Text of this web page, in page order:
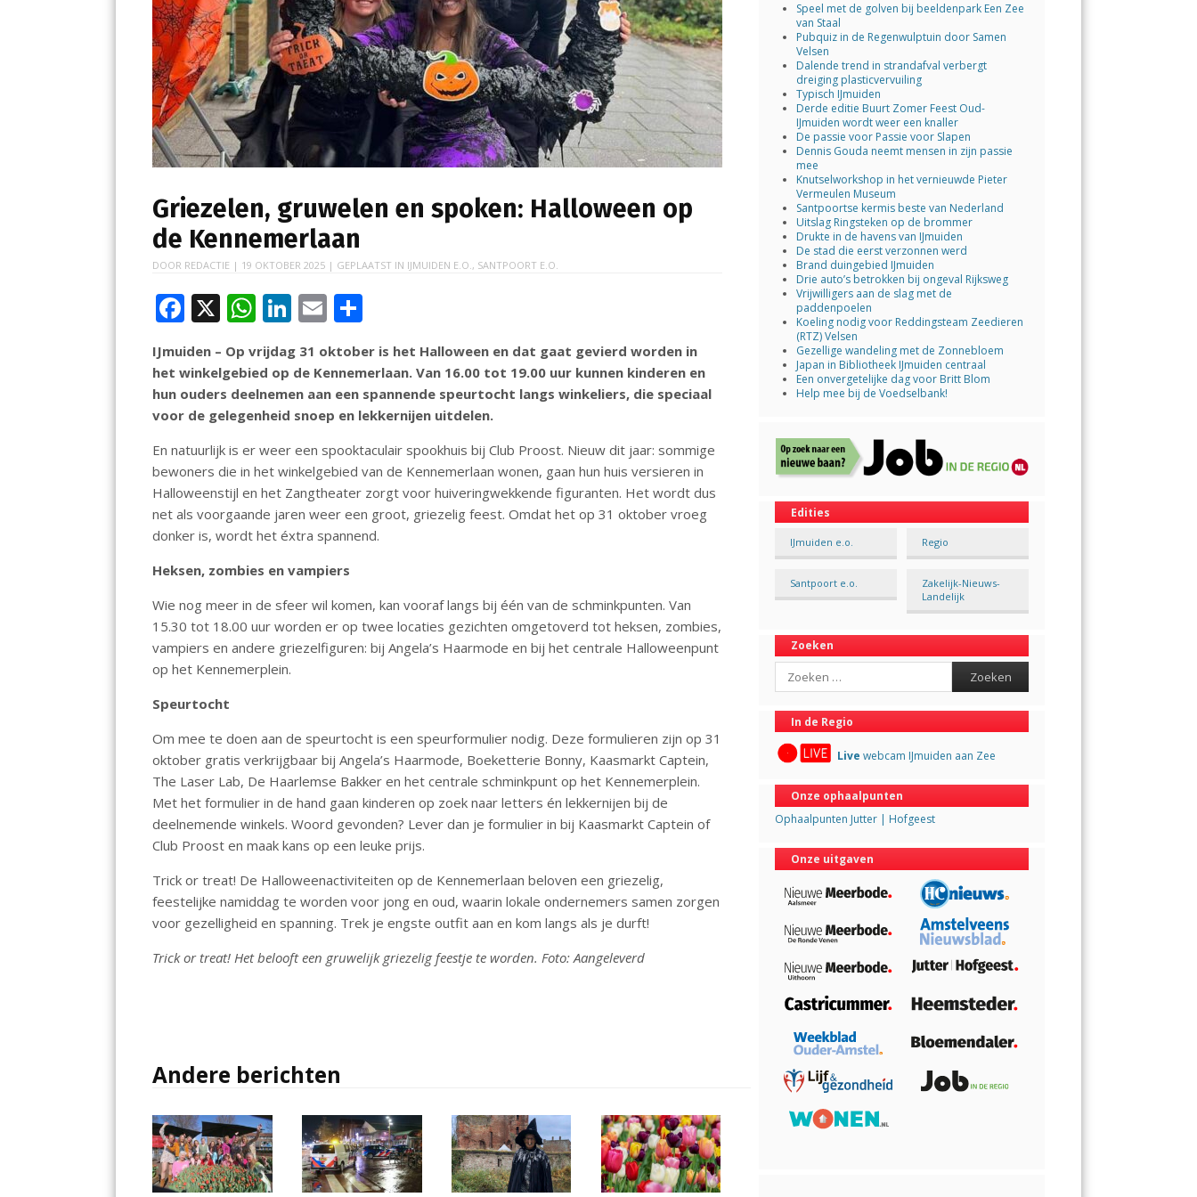
Griezelen, gruwelen en spoken: Halloween op
de Kennemerlaan
DOOR REDACTIE | 19 OKTOBER 2025 | GEPLAATST IN IJMUIDEN E.O., SANTPOORT E.O.
F
ac
e
b
o
o
k
X W
h
at
s
A
p
p
Li
n
k
e
dI
n
E
m
ai
l
e
n
IJmuiden – Op vrijdag 31 oktober is het Halloween en dat gaat gevierd worden in
het winkelgebied op de Kennemerlaan. Van 16.00 tot 19.00 uur kunnen kinderen en
hun ouders deelnemen aan een spannende speurtocht langs winkeliers, die speciaal
voor de gelegenheid snoep en lekkernijen uitdelen.
En natuurlijk is er weer een spooktaculair spookhuis bij Club Proost. Nieuw dit jaar: sommige
bewoners die in het winkelgebied van de Kennemerlaan wonen, gaan hun huis versieren in
Halloweenstijl en het Zangtheater zorgt voor huiveringwekkende figuranten. Het wordt dus
net als voorgaande jaren weer een groot, griezelig feest. Omdat het op 31 oktober vroeg
donker is, wordt het éxtra spannend.
Heksen, zombies en vampiers
Wie nog meer in de sfeer wil komen, kan vooraf langs bij één van de schminkpunten. Van
15.30 tot 18.00 uur worden er op twee locaties gezichten omgetoverd tot heksen, zombies,
vampiers en andere griezelfiguren: bij Angela’s Haarmode en bij het centrale Halloweenpunt
op het Kennemerplein.
Speurtocht
Om mee te doen aan de speurtocht is een speurformulier nodig. Deze formulieren zijn op 31
oktober gratis verkrijgbaar bij Angela’s Haarmode, Boeketterie Bonny, Kaasmarkt Captein,
The Laser Lab, De Haarlemse Bakker en het centrale schminkpunt op het Kennemerplein.
Met het formulier in de hand gaan kinderen op zoek naar letters én lekkernijen bij de
deelnemende winkels. Woord gevonden? Lever dan je formulier in bij Kaasmarkt Captein of
Club Proost en maak kans op een leuke prijs.
Trick or treat! De Halloweenactiviteiten op de Kennemerlaan beloven een griezelig,
feestelijke namiddag te worden voor jong en oud, waarin lokale ondernemers samen zorgen
voor gezelligheid en spanning. Trek je engste outfit aan en kom langs als je durft!
Trick or treat! Het belooft een gruwelijk griezelig feestje te worden. Foto: Aangeleverd
Andere berichten
Speel met de golven bij beeldenpark Een Zee
van Staal
Pubquiz in de Regenwulptuin door Samen
Velsen
Dalende trend in strandafval verbergt
dreiging plasticvervuiling
Typisch IJmuiden
Derde editie Buurt Zomer Feest Oud-
IJmuiden wordt weer een knaller
De passie voor Passie voor Slapen
Dennis Gouda neemt mensen in zijn passie
mee
Knutselworkshop in het vernieuwde Pieter
Vermeulen Museum
Santpoortse kermis beste van Nederland
Uitslag Ringsteken op de brommer
Drukte in de havens van IJmuiden
De stad die eerst verzonnen werd
Brand duingebied IJmuiden
Drie auto’s betrokken bij ongeval Rijksweg
Vrijwilligers aan de slag met de
paddenpoelen
Koeling nodig voor Reddingsteam Zeedieren
(RTZ) Velsen
Gezellige wandeling met de Zonnebloem
Japan in Bibliotheek IJmuiden centraal
Een onvergetelijke dag voor Britt Blom
Help mee bij de Voedselbank!
Edities
IJmuiden e.o. Regio
Santpoort e.o.
Zakelijk-Nieuws-
Landelijk
Zoeken
Search
In de Regio
Live webcam IJmuiden aan Zee
Onze ophaalpunten
Ophaalpunten Jutter | Hofgeest
Onze uitgaven